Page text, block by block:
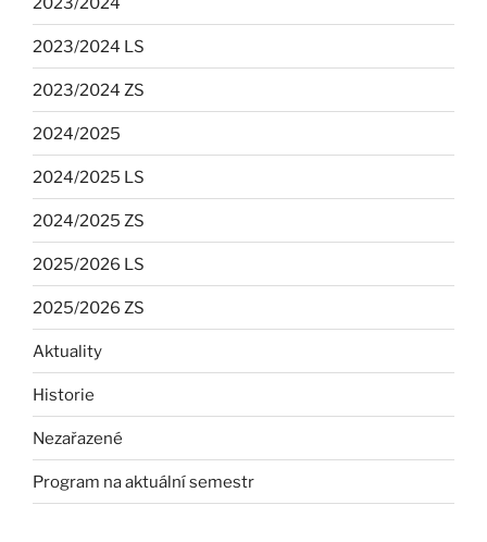
2023/2024 LS
2023/2024 ZS
2024/2025
2024/2025 LS
2024/2025 ZS
2025/2026 LS
2025/2026 ZS
Aktuality
Historie
Nezařazené
Program na aktuální semestr